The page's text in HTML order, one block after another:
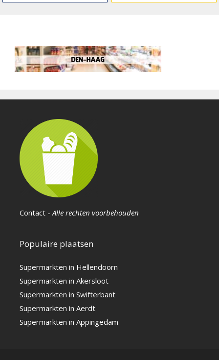
Contact - Alle rechten voorbehouden
Populaire plaatsen
Supermarkten in Hellendoorn
Supermarkten in Akersloot
Supermarkten in Swifterbant
Supermarkten in Aerdt
Supermarkten in Appingedam